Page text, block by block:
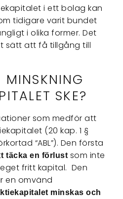
i ett bolag kan
tidigare varit bundet
i olika former. Det
sätt att få tillgång till
MINSKNING
SKE?
som medför att
(20 kap. 1 §
“ABL”). Den första
t täcka en förlustsom inte
fritt kapital. Den
en omvänd
minskas och